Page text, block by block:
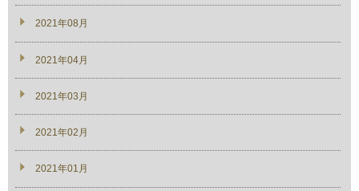
2021年08月
2021年04月
2021年03月
2021年02月
2021年01月